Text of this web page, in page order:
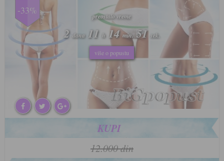
-33%
preostalo vreme
2 dana 11 h 14min. 47 sek.
više o popustu
preostalo vreme
2 dana 11 h 14min. 47 sek.
više o popustu
KUPI
12.000 din